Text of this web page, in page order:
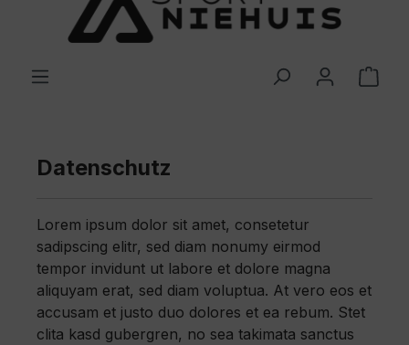
Datenschutz
Lorem ipsum dolor sit amet, consetetur
sadipscing elitr, sed diam nonumy eirmod
tempor invidunt ut labore et dolore magna
aliquyam erat, sed diam voluptua. At vero eos et
accusam et justo duo dolores et ea rebum. Stet
clita kasd gubergren, no sea takimata sanctus